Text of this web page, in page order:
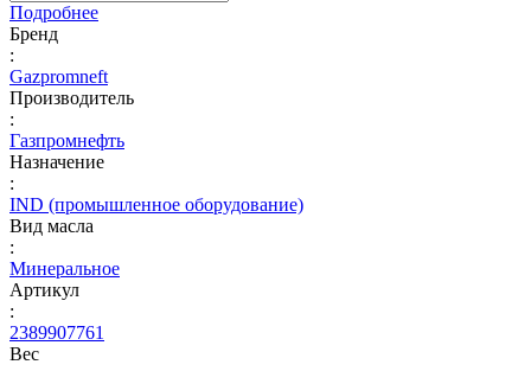
Подробнее
Бренд
:
Gazpromneft
Производитель
:
Газпромнефть
Назначение
:
IND (промышленное оборудование)
Вид масла
:
Минеральное
Артикул
:
2389907761
Вес